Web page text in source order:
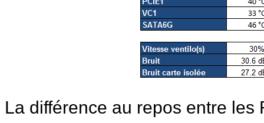
La différence au repos entre